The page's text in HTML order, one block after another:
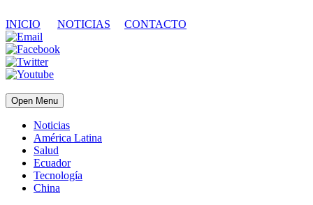
INICIO NOTICIAS CONTACTO
Open Menu
Noticias
América Latina
Salud
Ecuador
Tecnología
China